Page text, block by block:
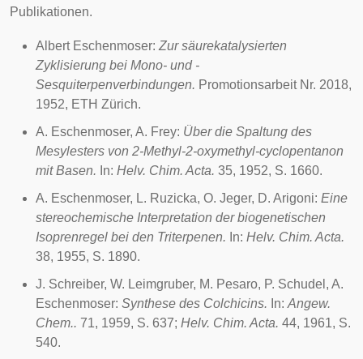
Publikationen.
Albert Eschenmoser: Zur säurekatalysierten
Zyklisierung bei Mono- und -
Sesquiterpenverbindungen. Promotionsarbeit Nr. 2018,
1952, ETH Zürich.
A. Eschenmoser, A. Frey: Über die Spaltung des
Mesylesters von 2-Methyl-2-oxymethyl-cyclopentanon
mit Basen. In: Helv. Chim. Acta. 35, 1952, S. 1660.
A. Eschenmoser, L. Ruzicka, O. Jeger, D. Arigoni: Eine
stereochemische Interpretation der biogenetischen
Isoprenregel bei den Triterpenen. In: Helv. Chim. Acta.
38, 1955, S. 1890.
J. Schreiber, W. Leimgruber, M. Pesaro, P. Schudel, A.
Eschenmoser: Synthese des Colchicins. In: Angew.
Chem.. 71, 1959, S. 637; Helv. Chim. Acta. 44, 1961, S.
540.